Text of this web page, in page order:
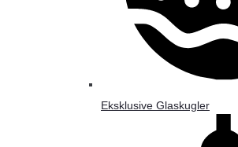
Eksklusive Glaskugler